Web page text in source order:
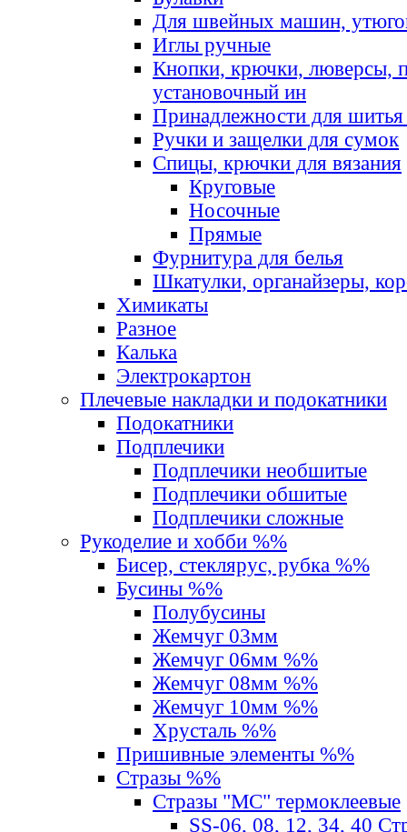
Для швейных машин,
Иглы ручные
Кнопки, крючки, люверсы,
установочный ин
Принадлежности для шитья
Ручки и защелки для сумок
Спицы, крючки для вязания
Круговые
Носочные
Прямые
Фурнитура для белья
Шкатулки, органайзеры,
Химикаты
Разное
Калька
Электрокартон
Плечевые накладки и подокатники
Подокатники
Подплечики
Подплечики необшитые
Подплечики обшитые
Подплечики сложные
Рукоделие и хобби %%
Бисер, стеклярус, рубка %%
Бусины %%
Полубусины
Жемчуг 03мм
Жемчуг 06мм %%
Жемчуг 08мм %%
Жемчуг 10мм %%
Хрусталь %%
Пришивные элементы %%
Стразы %%
Стразы "MС" термоклеевые
SS-06, 08, 12, 34, 40